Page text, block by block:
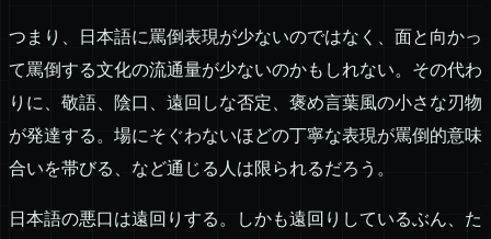
つまり、日本語に罵倒表現が少ないのではなく、面と向かっ
て罵倒する文化の流通量が少ないのかもしれない。その代わ
りに、敬語、陰口、遠回しな否定、褒め言葉風の小さな刃物
が発達する。場にそぐわないほどの丁寧な表現が罵倒的意味
合いを帯びる、など通じる人は限られるだろう。
日本語の悪口は遠回りする。しかも遠回りしているぶん、た